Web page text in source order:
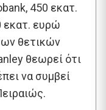
450 εκατ.
εκατ. ευρώ
θετικών
θεωρεί ότι
να συμβεί